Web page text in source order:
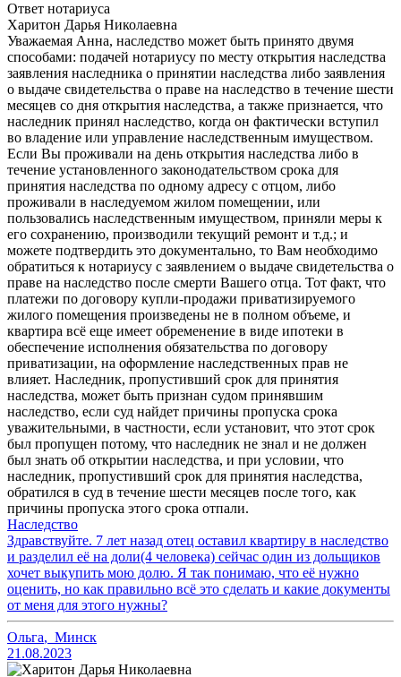
Ответ нотариуса
Харитон Дарья Николаевна
Уважаемая Анна, наследство может быть принято двумя
способами: подачей нотариусу по месту открытия наследства
заявления наследника о принятии наследства либо заявления
о выдаче свидетельства о праве на наследство в течение шести
месяцев со дня открытия наследства, а также признается, что
наследник принял наследство, когда он фактически вступил
во владение или управление наследственным имуществом.
Если Вы проживали на день открытия наследства либо в
течение установленного законодательством срока для
принятия наследства по одному адресу с отцом, либо
проживали в наследуемом жилом помещении, или
пользовались наследственным имуществом, приняли меры к
его сохранению, производили текущий ремонт и т.д.; и
можете подтвердить это документально, то Вам необходимо
обратиться к нотариусу с заявлением о выдаче свидетельства о
праве на наследство после смерти Вашего отца. Тот факт, что
платежи по договору купли-продажи приватизируемого
жилого помещения произведены не в полном объеме, и
квартира всё еще имеет обременение в виде ипотеки в
обеспечение исполнения обязательства по договору
приватизации, на оформление наследственных прав не
влияет. Наследник, пропустивший срок для принятия
наследства, может быть признан судом принявшим
наследство, если суд найдет причины пропуска срока
уважительными, в частности, если установит, что этот срок
был пропущен потому, что наследник не знал и не должен
был знать об открытии наследства, и при условии, что
наследник, пропустивший срок для принятия наследства,
обратился в суд в течение шести месяцев после того, как
причины пропуска этого срока отпали.
Наследство
Здравствуйте. 7 лет назад отец оставил квартиру в наследство
и разделил её на доли(4 человека) сейчас один из дольщиков
хочет выкупить мою долю. Я так понимаю, что её нужно
оценить, но как правильно всё это сделать и какие документы
от меня для этого нужны?
Ольга, Минск
21.08.2023